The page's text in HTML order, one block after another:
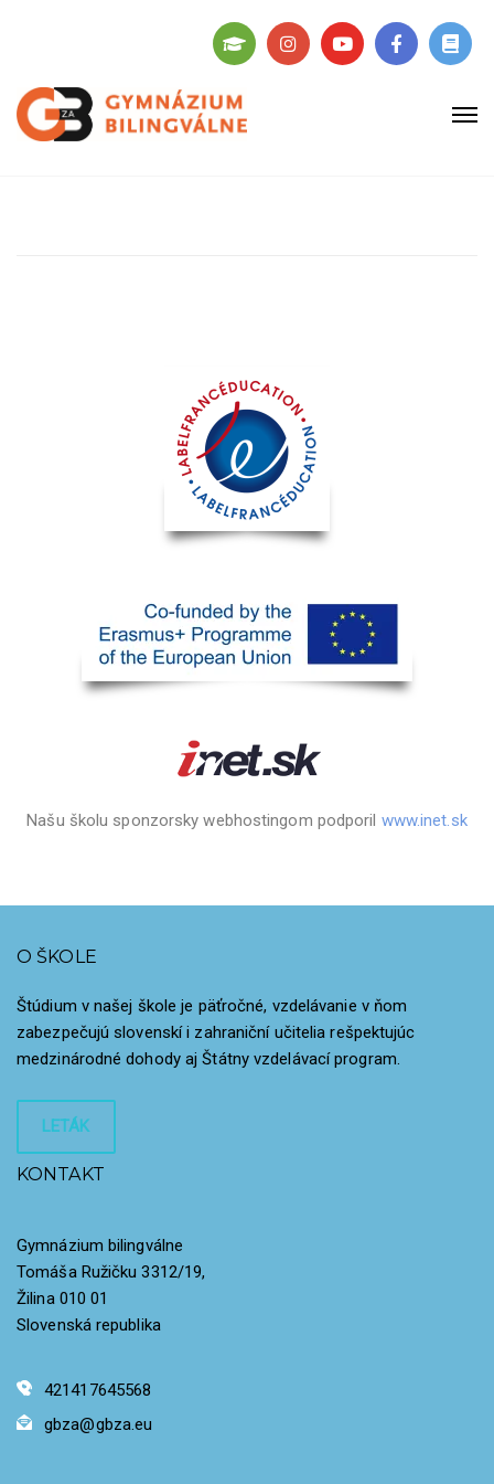
Našu školu sponzorsky webhostingom podporil www.inet.sk
O ŠKOLE
Štúdium v našej škole je päťročné, vzdelávanie v ňom
zabezpečujú slovenskí i zahraniční učitelia rešpektujúc
medzinárodné dohody aj Štátny vzdelávací program.
LETÁK
KONTAKT
Gymnázium bilingválne
Tomáša Ružičku 3312/19,
Žilina 010 01
Slovenská republika
421417645568
gbza@gbza.eu